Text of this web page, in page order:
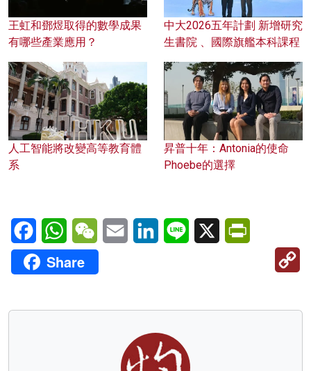
王虹和鄧煜取得的數學成果
有哪些產業應用？
中大2026五年計劃 新增研究
生書院 、國際旗艦本科課程
人工智能將改變高等教育體
系
昇普十年：Antonia的使命
Phoebe的選擇
FacebookWhatsAppWeChatEmail LinkedInLine X
Share